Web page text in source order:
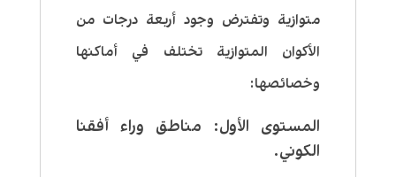
متوازية وتفترض وجود أربعة درجات من
الأكوان المتوازية تختلف في أماكنها
وخصائصها:
المستوى الأول: مناطق وراء أفقنا
الكوني.